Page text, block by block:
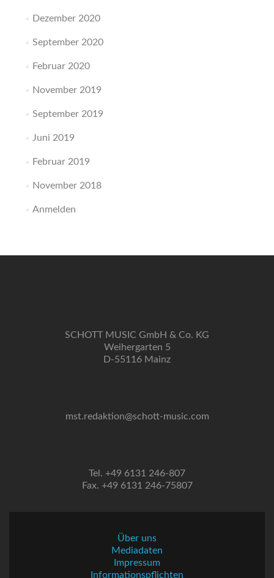
Dezember 2020
September 2020
Februar 2020
November 2019
September 2019
Juni 2019
Februar 2019
November 2018
Anmelden
SCHOTT MUSIC GmbH & Co. KG
Weihergarten 5
D-55116 Mainz
mst.redaktion@schott-music.com
Tel. +49 6131 246-807
Fax. +49 6131 246-75807
Über uns
Mediadaten
Impressum
Informationspflichten